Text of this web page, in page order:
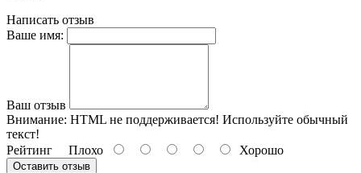
Написать отзыв
Ваше имя:
Ваш отзыв
Внимание: HTML не поддерживается! Используйте обычный
текст!
Рейтинг Плохо Хорошо
Оставить отзыв